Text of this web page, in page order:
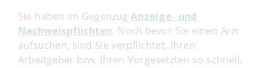
Sie haben im GegenzugAnzeige- und
Nachweispflichten. Noch bevor Sie einen Arzt
aufsuchen, sind Sie verpflichtet, Ihren
Arbeitgeber bzw. Ihren Vorgesetzten so schnell,